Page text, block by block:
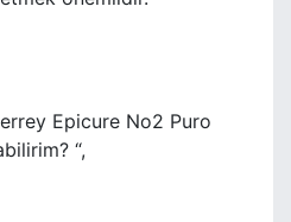
Epicure No2 Puro
“,